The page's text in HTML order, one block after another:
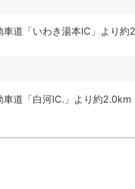
車道「いわき湯本IC」より約
車道「白河IC.」より約2.0km